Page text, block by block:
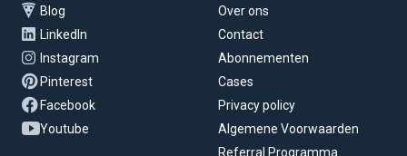
Blog
LinkedIn
Instagram
Pinterest
Facebook
Youtube
Over ons
Contact
Abonnementen
Cases
Privacy policy
Algemene Voorwaarden
Referral Programma